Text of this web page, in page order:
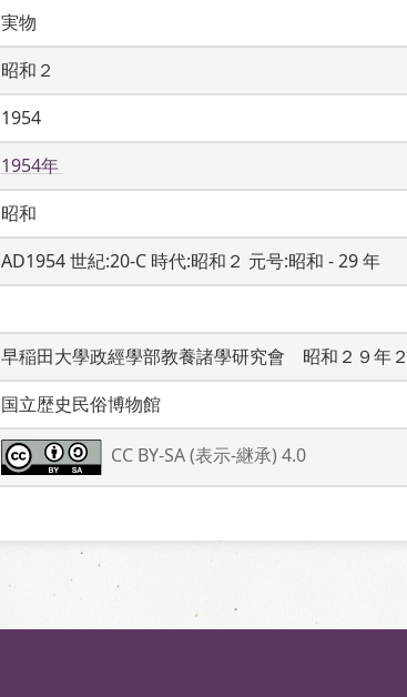
実物
昭和２
1954
1954年
昭和
AD1954 世紀:20-C 時代:昭和２ 元号:昭和 - 29 年
早稲田大學政經學部教養諸學研究會　昭和２９年
国立歴史民俗博物館
CC BY-SA (表示-継承) 4.0